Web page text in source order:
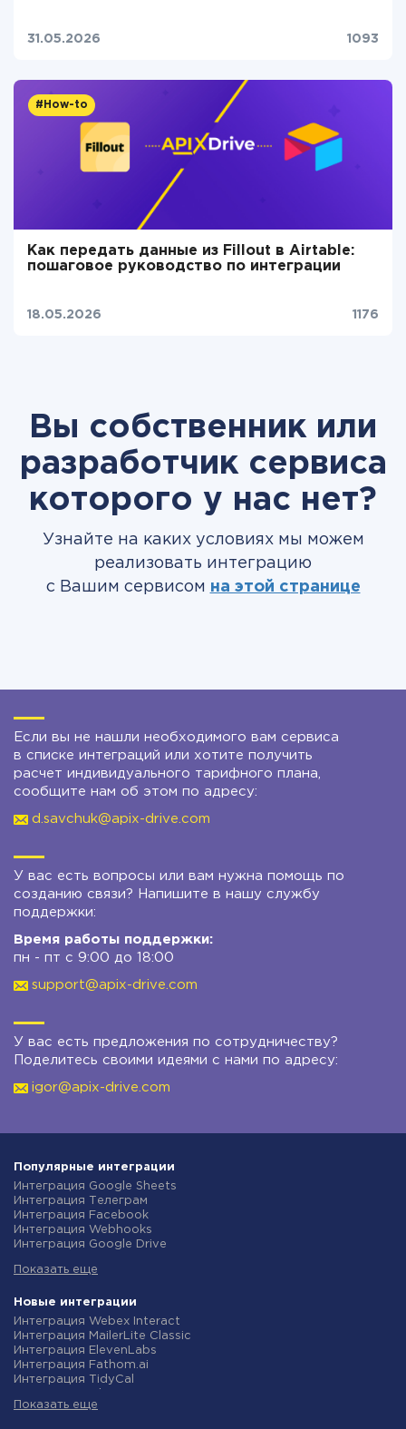
31.05.2026 1093
#How-to
Как передать данные из Fillout в Airtable:
пошаговое руководство по интеграции
18.05.2026 1176
Вы собственник или
разработчик сервиса
которого у нас нет?
Узнайте на каких условиях мы можем
реализовать интеграцию
с Вашим сервисом на этой странице
Если вы не нашли необходимого вам сервиса
в списке интеграций или хотите получить
расчет индивидуального тарифного плана,
сообщите нам об этом по адресу:
d.savchuk@apix-drive.com
У вас есть вопросы или вам нужна помощь по
созданию связи? Напишите в нашу службу
поддержки:
Время работы поддержки:
пн - пт с 9:00 до 18:00
support@apix-drive.com
У вас есть предложения по сотрудничеству?
Поделитесь своими идеями с нами по адресу:
igor@apix-drive.com
Популярные интеграции
Интеграция Google Sheets
Интеграция Телеграм
Интеграция Facebook
Интеграция Webhooks
Интеграция Google Drive
Интеграция Gmail
Интеграция Новая Почта
Интеграция Binotel
Интеграция OpenAI (ChatGPT)
Интеграция Prom
Интеграция Приват24
Интеграция OLX
Интеграция TurboSMS
Интеграция SendPulse
Показать еще
Новые интеграции
Интеграция Webex Interact
Интеграция MailerLite Classic
Интеграция ElevenLabs
Интеграция Fathom.ai
Интеграция TidyCal
Интеграция Gist
Показать еще